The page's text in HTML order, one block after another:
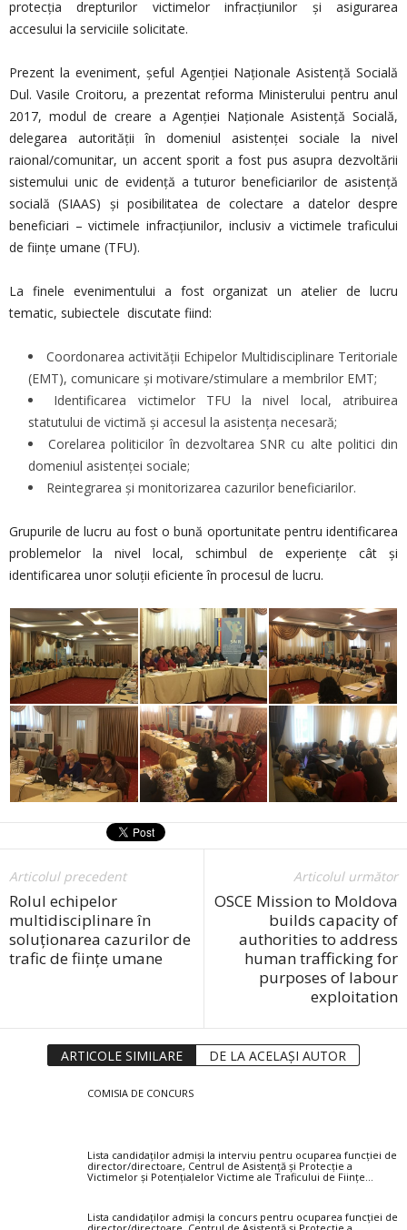
protecția drepturilor victimelor infracțiunilor și asigurarea
accesului la serviciile solicitate.
Prezent la eveniment, șeful Agenției Naționale Asistență Socială
Dul. Vasile Croitoru, a prezentat reforma Ministerului pentru anul
2017, modul de creare a Agenției Naționale Asistență Socială,
delegarea autorității în domeniul asistenței sociale la nivel
raional/comunitar, un accent sporit a fost pus asupra dezvoltării
sistemului unic de evidență a tuturor beneficiarilor de asistență
socială (SIAAS) și posibilitatea de colectare a datelor despre
beneficiari – victimele infracțiunilor, inclusiv a victimele traficului
de ființe umane (TFU).
La finele evenimentului a fost organizat un atelier de lucru
tematic, subiectele discutate fiind:
Coordonarea activității Echipelor Multidisciplinare Teritoriale
(EMT), comunicare şi motivare/stimulare a membrilor EMT;
Identificarea victimelor TFU la nivel local, atribuirea
statutului de victimă şi accesul la asistența necesară;
Corelarea politicilor în dezvoltarea SNR cu alte politici din
domeniul asistenței sociale;
Reintegrarea și monitorizarea cazurilor beneficiarilor.
Grupurile de lucru au fost o bună oportunitate pentru identificarea
problemelor la nivel local, schimbul de experiențe cât și
identificarea unor soluții eficiente în procesul de lucru.
Articolul precedent
Rolul echipelor
multidisciplinare în
soluționarea cazurilor de
trafic de ființe umane
Articolul următor
OSCE Mission to Moldova
builds capacity of
authorities to address
human trafficking for
purposes of labour
exploitation
ARTICOLE SIMILARE DE LA ACELAȘI AUTOR
COMISIA DE CONCURS
Lista candidaților admiși la interviu pentru ocuparea funcției de
director/directoare, Centrul de Asistență și Protecție a
Victimelor și Potențialelor Victime ale Traficului de Ființe...
Lista candidaților admiși la concurs pentru ocuparea funcției de